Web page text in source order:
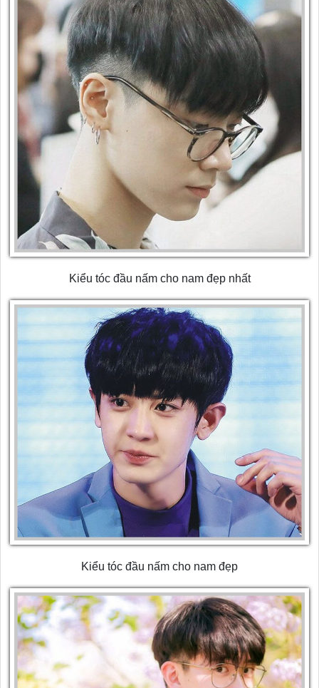
Kiểu tóc đầu nấm cho nam đẹp nhất
Kiểu tóc đầu nấm cho nam đẹp